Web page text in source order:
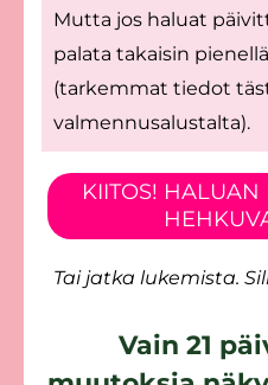
Mutta jos haluat
palata takaisin
(tarkemmat tiedot
valmennusalustalta).
KIITOS!
Tai jatka lukemista.
Vain 21